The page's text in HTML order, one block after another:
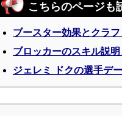
こちらのページも
ブースター効果とクラ
ブロッカーのスキル説
ジェレミ ドクの選手デ